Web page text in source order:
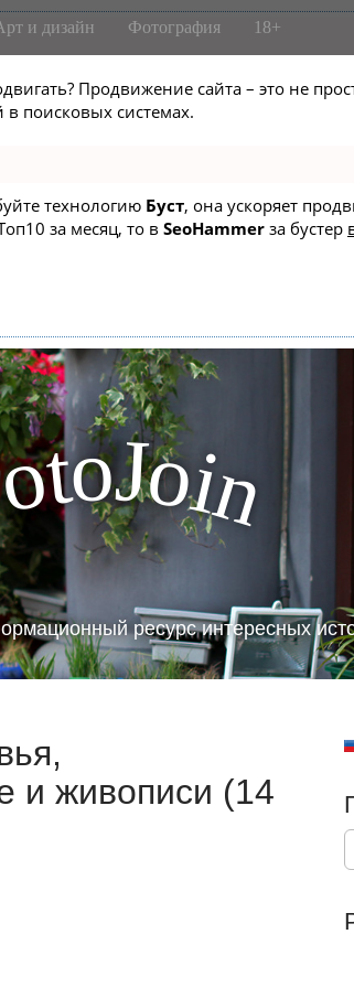
Продвижение сайта – это не
поисковых системах.
технологию Буст, она ускоряет
за месяц, то в SeoHammer за бустер
и дизайн Фотография 18+
toJoin
ресурс интересных
и живописи (14
S
e
c